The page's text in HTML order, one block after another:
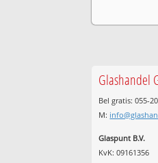
Glashandel
Bel gratis: 055-
M:
Glaspunt B.V.
KvK: 09161356